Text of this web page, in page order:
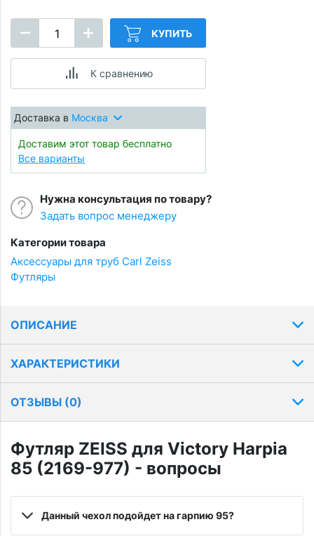
КУПИТЬ
К сравнению
Доставка в Москва
Доставим этот товар бесплатно
Все варианты
Нужна консультация по товару?
Задать вопрос менеджеру
Категории товара
Аксессуары для труб Carl Zeiss
Футляры
ОПИСАНИЕ
ХАРАКТЕРИСТИКИ
ОТЗЫВЫ (0)
Футляр ZEISS для Victory Harpia
85 (2169-977) - вопросы
Данный чехол подойдет на гарпию 95?